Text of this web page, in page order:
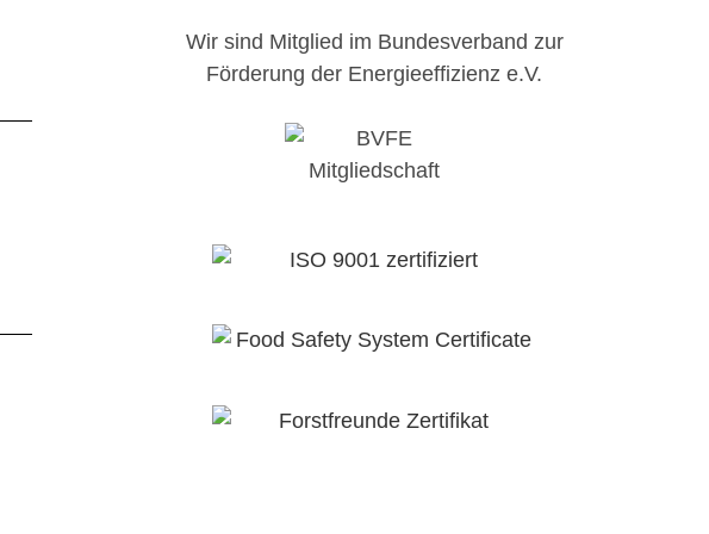
Wir sind Mitglied im Bundesverband zur
Förderung der Energieeffizienz e.V.